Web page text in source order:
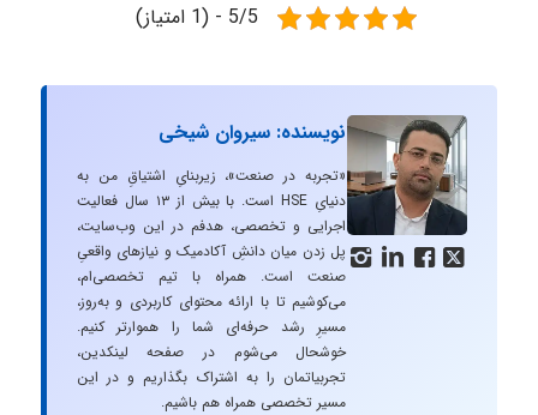
5/5 - (1 امتیاز)
   
نویسنده: سیروان شیخی
«تجربه در صنعت»، زیربنایِ اشتیاقِ من به
دنیایِ HSE است. با بیش از ۱۳ سال فعالیت
اجرایی و تخصصی، هدفم در این وب‌سایت،
پل زدن میان دانشِ آکادمیک و نیازهای واقعیِ
صنعت است. همراه با تیم تخصصی‌ام،
می‌کوشیم تا با ارائه محتوای کاربردی و به‌روز،
مسیرِ رشد حرفه‌ای شما را هموارتر کنیم.
خوشحال می‌شوم در صفحه لینکدین،
تجربیاتمان را به اشتراک بگذاریم و در این
مسیر تخصصی همراه هم باشیم.